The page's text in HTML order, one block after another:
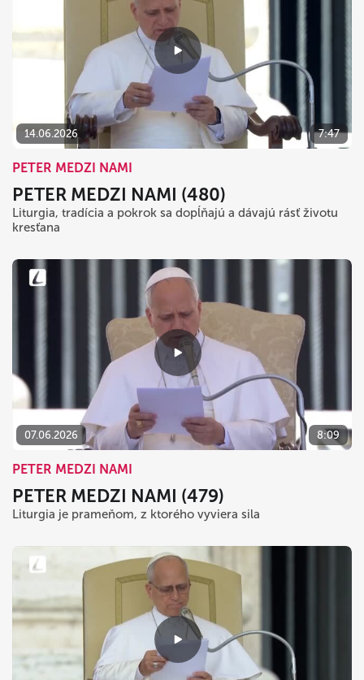
14.06.2026 7:47
PETER MEDZI NAMI
PETER MEDZI NAMI (480)
Liturgia, tradícia a pokrok sa dopĺňajú a dávajú rásť životu
kresťana
07.06.2026 8:09
PETER MEDZI NAMI
PETER MEDZI NAMI (479)
Liturgia je prameňom, z ktorého vyviera sila